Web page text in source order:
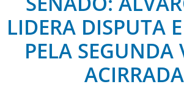
LIDERA DISPUTA
PELA SEGUNDA